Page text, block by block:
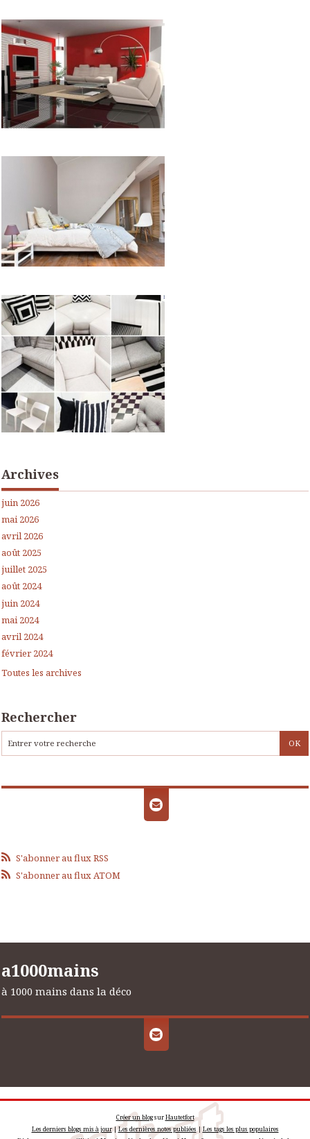
Archives
juin 2026
mai 2026
avril 2026
août 2025
juillet 2025
août 2024
juin 2024
mai 2024
avril 2024
février 2024
Toutes les archives
Rechercher
S'abonner au flux RSS
S'abonner au flux ATOM
a1000mains
à 1000 mains dans la déco
Créer un blogsurHautetfort
Les derniers blogs mis à jour|Les dernières notes publiées |Les tags les plus populaires